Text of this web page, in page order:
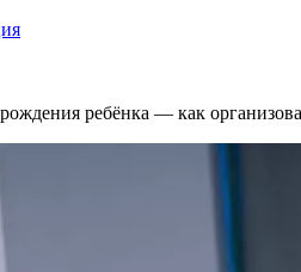
ребёнка — как